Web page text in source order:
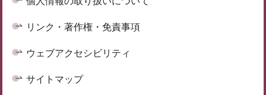
リンク・著作権・免責事項
ウェブアクセシビリティ
サイトマップ